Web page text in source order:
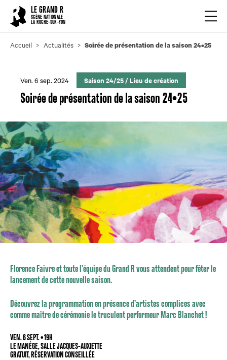
LE GRAND R
SCÈNE NATIONALE
LA ROCHE-SUR-YON
Accueil Actualités Soirée de présentation de la saison 24•25
Ven. 6 sep. 2024 Saison 24/25/ Lieu de création
Soirée de présentation de la saison 24•25
Florence Faivre et toute l’équipe du Grand R vous attendent pour fêter le
lancement de cette nouvelle saison.
Découvrez la programmation en présence d’artistes complices avec
comme maîtrede cérémonie le truculent performeur Marc Blanchet !
VEN. 6 SEPT. • 19H
LE MANÈGE, SALLE JACQUES-AUXIETTE
GRATUIT, RÉSERVATION CONSEILLÉE
Cookies management panel